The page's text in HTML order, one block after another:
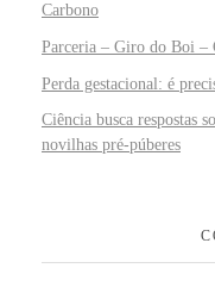
Carbono
Parceria – Giro do Boi –
Perda gestacional: é
Ciência busca respostas
novilhas pré-púberes